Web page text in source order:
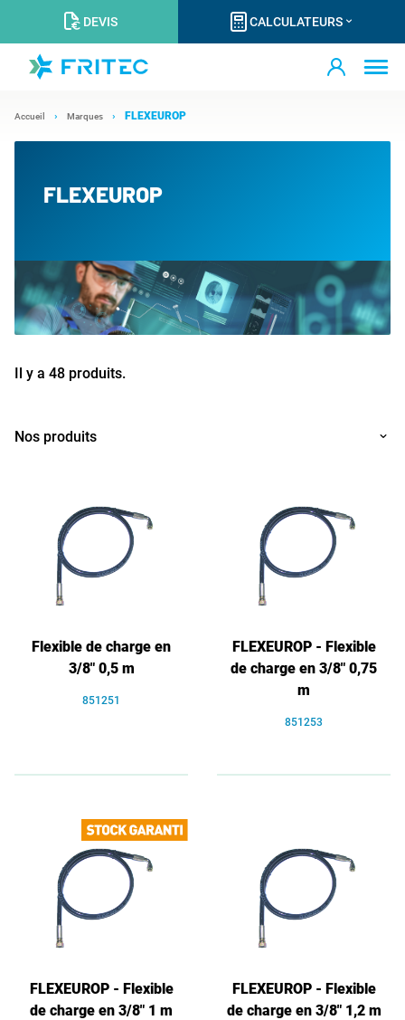
DEVIS CALCULATEURS
Accueil Marques FLEXEUROP
FLEXEUROP
Il y a 48 produits.
Nos produits
Flexible de charge en
3/8" 0,5 m
851251
FLEXEUROP - Flexible
de charge en 3/8" 0,75
m
851253
FLEXEUROP - Flexible
de charge en 3/8" 1 m
FLEXEUROP - Flexible
de charge en 3/8" 1,2 m